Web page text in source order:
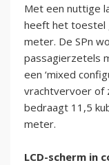
Met een nuttige
heeft het toestel
meter. De SPn
passagierzetels
een ‘mixed
vrachtvervoer of
bedraagt 11,5
meter.
LCD-scherm in